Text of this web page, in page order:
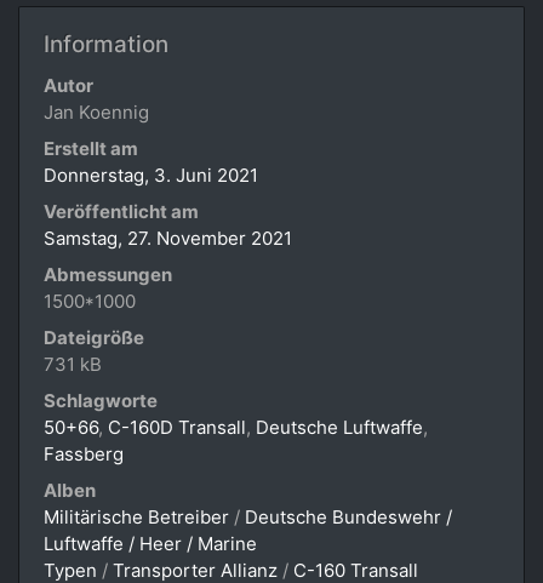
Information
Autor
Jan Koennig
Erstellt am
Donnerstag, 3. Juni 2021
Veröffentlicht am
Samstag, 27. November 2021
Abmessungen
1500*1000
Dateigröße
731 kB
Schlagworte
50+66, C-160D Transall, Deutsche Luftwaffe,
Fassberg
Alben
Militärische Betreiber / Deutsche Bundeswehr /
Luftwaffe / Heer / Marine
Typen / Transporter Allianz / C-160 Transall